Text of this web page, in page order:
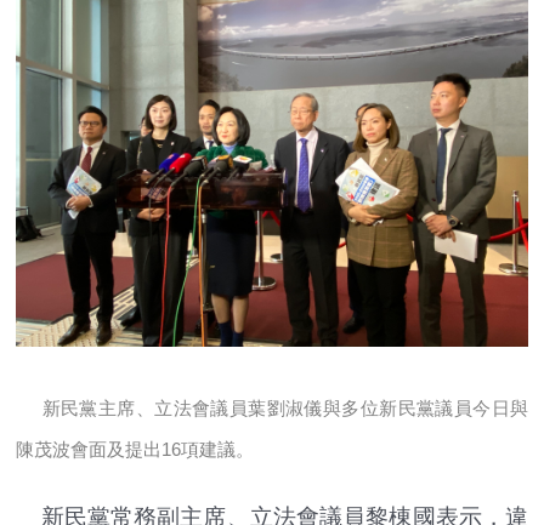
新民黨主席、立法會議員葉劉淑儀與多位新民黨議員今日與
陳茂波會面及提出16項建議。
新民黨常務副主席、立法會議員黎棟國表示，違